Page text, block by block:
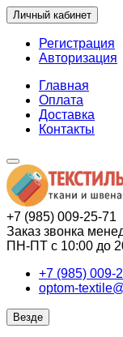
Личный кабинет
Регистрация
Авторизация
Главная
Оплата
Доставка
Контакты
+7 (985) 009-25-71
Заказ звонка
ПН-ПТ с 10:00 до
+7 (985) 009-
optom-
Везде